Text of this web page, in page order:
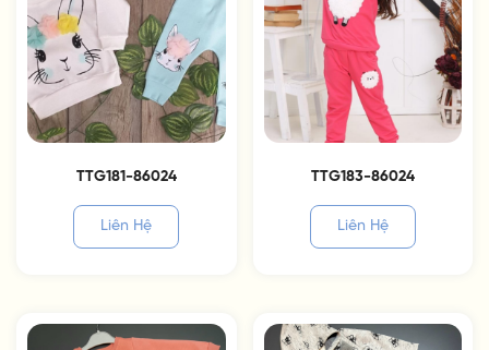
TTG181-86024
Liên Hệ
TTG183-86024
Liên Hệ